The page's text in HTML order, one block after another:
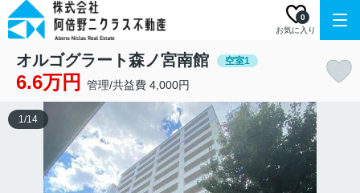
お気に入り
0
オルゴグラート森ノ宮南館 空室1
6.6万円 管理/共益費 4,000円
1/14